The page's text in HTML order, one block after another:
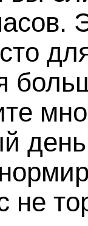
не